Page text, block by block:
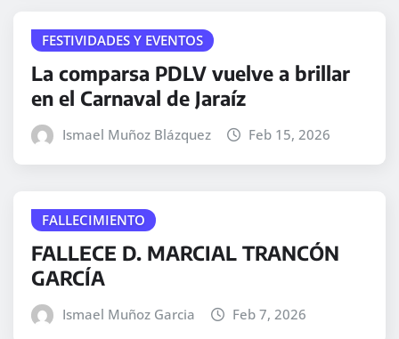
FESTIVIDADES Y EVENTOS
La comparsa PDLV vuelve a brillar
en el Carnaval de Jaraíz
Ismael Muñoz Blázquez Feb 15, 2026
FALLECIMIENTO
FALLECE D. MARCIAL TRANCÓN
GARCÍA
Ismael Muñoz Garcia Feb 7, 2026